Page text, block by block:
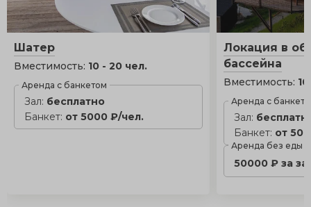
Шатер
Вместимость: 10 - 20 чел.
Аренда с банкетом
Зал: бесплатно
Банкет: от 5000 ₽/чел.
Локация в
бассейна
Вместимость:
Аренда с
Зал:
Банкет: от
Аренда без еды
50000 ₽ за